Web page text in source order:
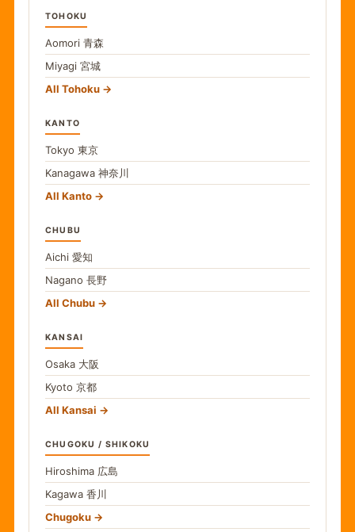
TOHOKU
Aomori 青森
Miyagi 宮城
All Tohoku
KANTO
Tokyo 東京
Kanagawa 神奈川
All Kanto
CHUBU
Aichi 愛知
Nagano 長野
All Chubu
KANSAI
Osaka 大阪
Kyoto 京都
All Kansai
CHUGOKU / SHIKOKU
Hiroshima 広島
Kagawa 香川
Chugoku